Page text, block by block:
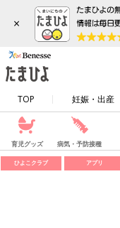
×
TOP 妊娠・出産
育児グッズ 病気・予防接種
ひよこクラブ アプリ